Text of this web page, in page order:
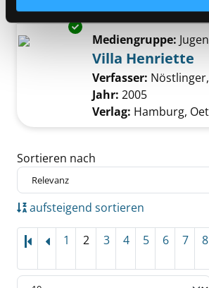
Verlag:München,
Exemplar-Details von
Mediengruppe:
Villa Henriette
Verfasser:
Jahr: 2005
Verlag: Hamburg,
Zu den Suchfiltern springen
Sortieren nach
aufsteigend sortieren
1 2 3 4 5 6 7 8